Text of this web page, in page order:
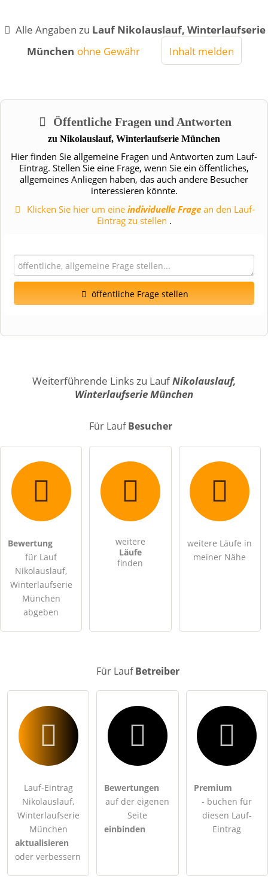
Alle Angaben zu Lauf Nikolauslauf, Winterlaufserie
München ohne Gewähr Inhalt melden
Öffentliche Fragen und Antworten
zu Nikolauslauf, Winterlaufserie München
Hier finden Sie allgemeine Fragen und Antworten zum Lauf-
Eintrag. Stellen Sie eine Frage, wenn Sie ein öffentliches,
allgemeines Anliegen haben, das auch andere Besucher
interessieren könnte.
Klicken Sie hier um eineindividuelle Frage an den Lauf-
Eintrag zu stellen .
öffentliche Frage stellen
Name
E-Mail-Adresse (wird nicht veröffentlicht)
Hiermit akzeptiere ich dieAGB
DieDatenschutzerklärung habe ich zur Kenntnis genommen.
Hinweis:Bitte beachten Sie, öffentliche Fragen sind
.
Weiterführende Links zu LaufNikolauslauf,
Winterlaufserie München
Für LaufBesucher
Bewertung
für Lauf
Nikolauslauf,
Winterlaufserie
München
abgeben
weitere
Läufe
finden
weitere Läufe in
meiner Nähe
Für LaufBetreiber
Lauf-Eintrag
Nikolauslauf,
Winterlaufserie
München
aktualisieren
oder verbessern
Bewertungen
auf der eigenen
Seite
einbinden
Premium
- buchen für
diesen Lauf-
Eintrag